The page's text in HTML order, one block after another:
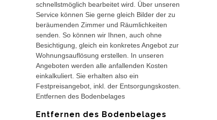
schnellstmöglich bearbeitet wird. Über unseren
Service können Sie gerne gleich Bilder der zu
beräumenden Zimmer und Räumlichkeiten
senden. So können wir Ihnen, auch ohne
Besichtigung, gleich ein konkretes Angebot zur
Wohnungsauflösung erstellen. In unseren
Angeboten werden alle anfallenden Kosten
einkalkuliert. Sie erhalten also ein
Festpreisangebot, inkl. der Entsorgungskosten.
Entfernen des Bodenbelages
Entfernen des Bodenbelages